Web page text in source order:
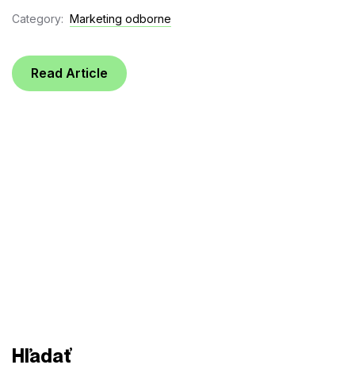
Category: Marketing odborne
Read Article
Hľadať